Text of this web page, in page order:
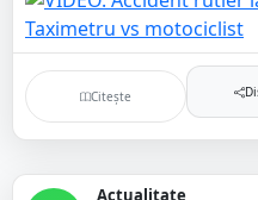
Citește
Actualitate